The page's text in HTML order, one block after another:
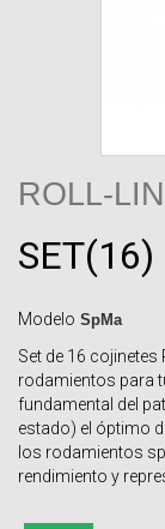
ROLL-
SET(16)
Modelo SpMa
Set de 16 cojinetes
rodamientos para
fundamental del
estado) el óptimo
los rodamientos
rendimiento y